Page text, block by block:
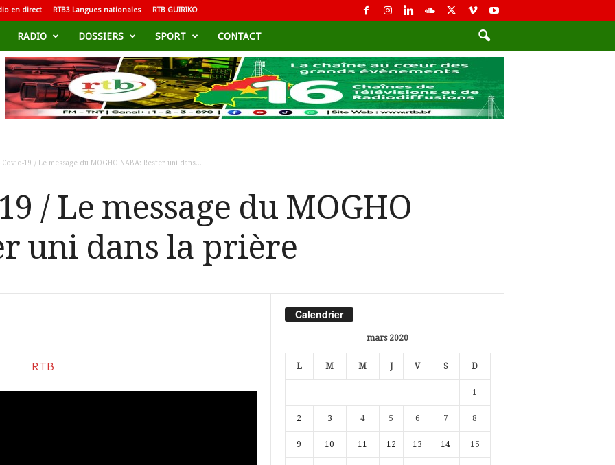
en direct RTB3 Langues nationales RTB GUIRIKO
RADIO DOSSIERS SPORT CONTACT
Covid-19 / Le message du MOGHO NABA: Rester uni dans...
/ Le message du MOGHO
uni dans la prière
Calendrier
mars 2020
L M M J V S D
1
2 3 4 5 6 7 8
9 10 11 12 13 14 15